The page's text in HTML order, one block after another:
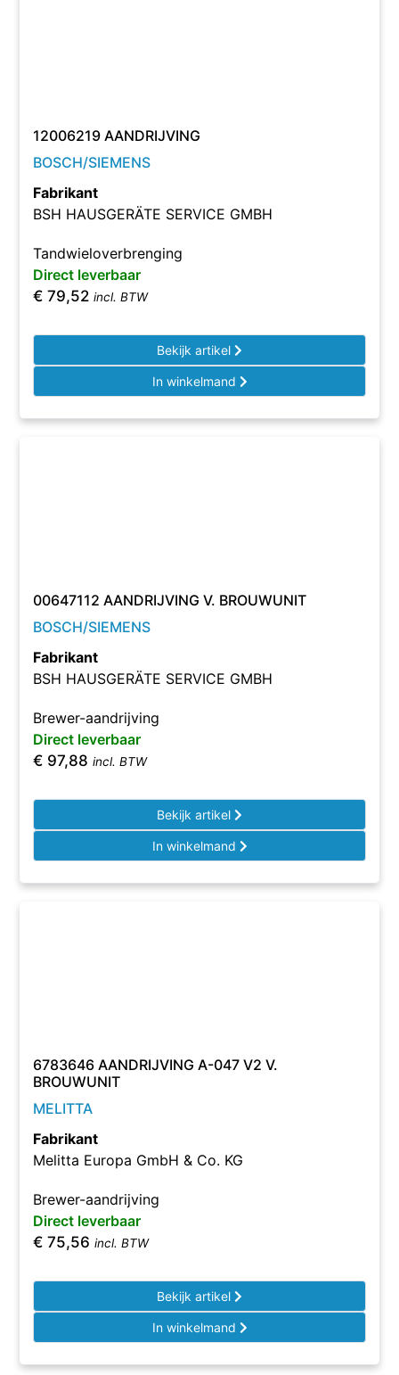
12006219 AANDRIJVING
BOSCH/SIEMENS
Fabrikant
BSH HAUSGERÄTE SERVICE GMBH
Tandwieloverbrenging
Direct leverbaar
€ 79,52 incl. BTW
Bekijk artikel
In winkelmand
00647112 AANDRIJVING V. BROUWUNIT
BOSCH/SIEMENS
Fabrikant
BSH HAUSGERÄTE SERVICE GMBH
Brewer-aandrijving
Direct leverbaar
€ 97,88 incl. BTW
Bekijk artikel
In winkelmand
6783646 AANDRIJVING A-047 V2 V.
BROUWUNIT
MELITTA
Fabrikant
Melitta Europa GmbH & Co. KG
Brewer-aandrijving
Direct leverbaar
€ 75,56 incl. BTW
Bekijk artikel
In winkelmand